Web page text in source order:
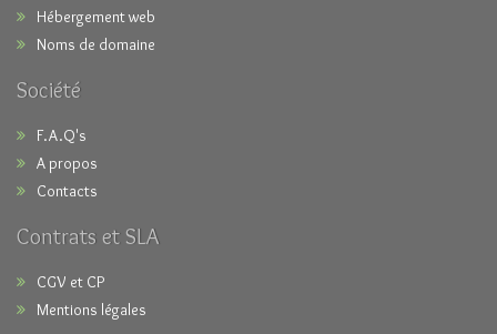
Hébergement web
Noms de domaine
Société
F.A.Q's
A propos
Contacts
Contrats et SLA
CGV et CP
Mentions légales